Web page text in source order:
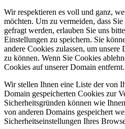
Wir respektieren es voll und ganz,
möchten. Um zu vermeiden, dass
gefragt werden, erlauben Sie uns
Einstellungen zu speichern. Sie
andere Cookies zulassen, um
zu können. Wenn Sie Cookies
Cookies auf unserer Domain entfernt.
Wir stellen Ihnen eine Liste der von
Domain gespeicherten Cookies zur
Sicherheitsgründen können wie
von anderen Domains gespeichert
Sicherheitseinstellungen Ihres